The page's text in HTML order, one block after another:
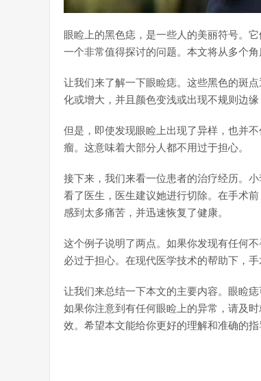
眼睑上的黑色痣，是一些人的美丽符号。
一个非常值得探讨的问题。本文将从多个
让我们来了解一下眼睑痣。这些黑色的斑
化或增大，并且颜色变浅或出现不规则边
但是，即使发现眼睑上出现了异样，也并
瘤。这意味着大部分人都不用过于担心。
接下来，我们来看一位患者的治疗经历。
看了医生，医生建议她进行切除。在手术
感到太多痛苦，并迅速恢复了健康。
这个例子说明了两点。如果你发现有任何
必过于担心。在现代医学技术的帮助下，手
让我们来总结一下本文的主要内容。眼睑
如果你注意到有任何眼睑上的异常，请及
效。希望本文能给你更好的理解和准确的指